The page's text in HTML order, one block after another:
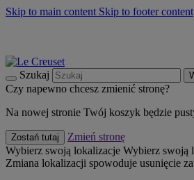
Skip to main content Skip to footer content
Szukaj
Czy napewno chcesz zmienić stronę?
Na nowej stronie Twój koszyk będzie
Zostań tutaj
Zmień stronę
Wybierz swoją lokalizacje Wybierz swoją
Zmiana lokalizacji spowoduje usunięcie